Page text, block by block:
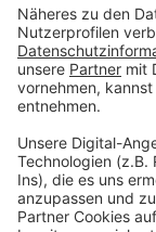
P!nk - Can we
Anzeige